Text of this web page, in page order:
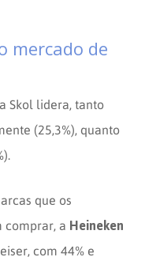
mercado de
Skol lidera, tanto
(25,3%), quanto
que os
comprar, a Heineken
com 44% e